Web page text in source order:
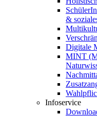
&
Digitale
MINT
Infoservice